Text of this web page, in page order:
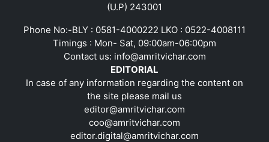
(U.P) 243001
Phone No:-BLY : 0581-4000222 LKO : 0522-4008111
Timings : Mon- Sat, 09:00am-06:00pm
Contact us: info@amritvichar.com
EDITORIAL
In case of any information regarding the content on
the site please mail us
editor@amritvichar.com
coo@amritvichar.com
editor.digital@amritvichar.com